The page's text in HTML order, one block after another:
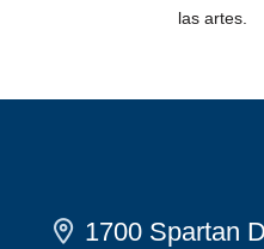
las artes.
1700 Spartan